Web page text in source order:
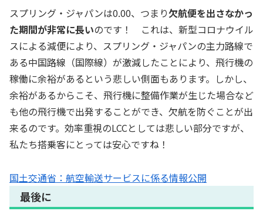
スプリング・ジャパンは0.00、つまり欠航便を出さなかっ
た期間が非常に長いのです！ これは、新型コロナウイル
スによる減便により、スプリング・ジャパンの主力路線で
ある中国路線（国際線）が激減したことにより、飛行機の
稼働に余裕があるという悲しい側面もあります。しかし、
余裕があるからこそ、飛行機に整備作業が生じた場合など
も他の飛行機で出発することができ、欠航を防ぐことが出
来るのです。効率重視のLCCとしては悲しい部分ですが、
私たち搭乗客にとっては安心ですね！
国土交通省：航空輸送サービスに係る情報公開
最後に